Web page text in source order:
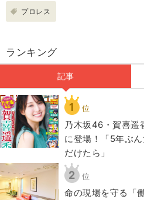
プロレス
ランキング
記事
1 位
乃木坂46・賀喜遥
に登場！「5年ぶ
だけたら」
2 位
命の現場を守る「